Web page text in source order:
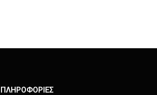
ΠΛΗΡΟΦΟΡΙΕΣ